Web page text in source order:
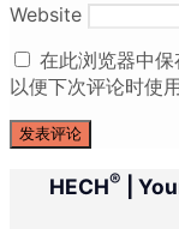
Website
在此浏览器中保
以便下次评论时使用
HECH® |